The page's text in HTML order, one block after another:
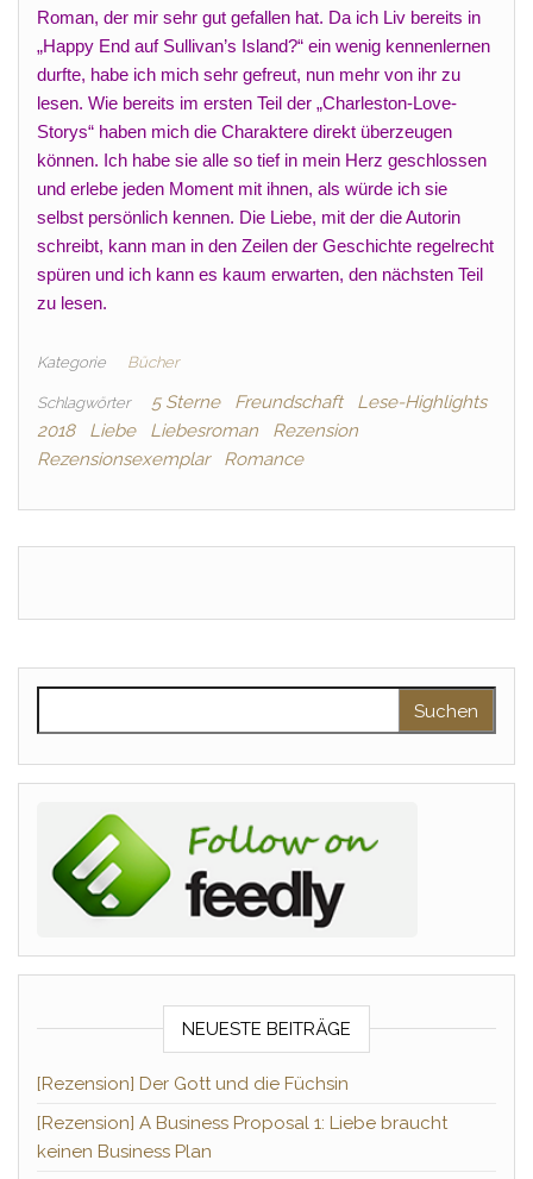
Roman, der mir sehr gut gefallen hat. Da ich Liv bereits in
„Happy End auf Sullivan’s Island?“ ein wenig kennenlernen
durfte, habe ich mich sehr gefreut, nun mehr von ihr zu
lesen. Wie bereits im ersten Teil der „Charleston-Love-
Storys“ haben mich die Charaktere direkt überzeugen
können. Ich habe sie alle so tief in mein Herz geschlossen
und erlebe jeden Moment mit ihnen, als würde ich sie
selbst persönlich kennen. Die Liebe, mit der die Autorin
schreibt, kann man in den Zeilen der Geschichte regelrecht
spüren und ich kann es kaum erwarten, den nächsten Teil
zu lesen.
Kategorie Bücher
Schlagwörter 5 Sterne Freundschaft
Lese-Highlights
2018
Liebe Liebesroman
Rezension
Rezensionsexemplar
Romance
NEUESTE BEITRÄGE
[Rezension] Der Gott und die Füchsin
[Rezension] A Business Proposal 1: Liebe braucht
keinen Business Plan